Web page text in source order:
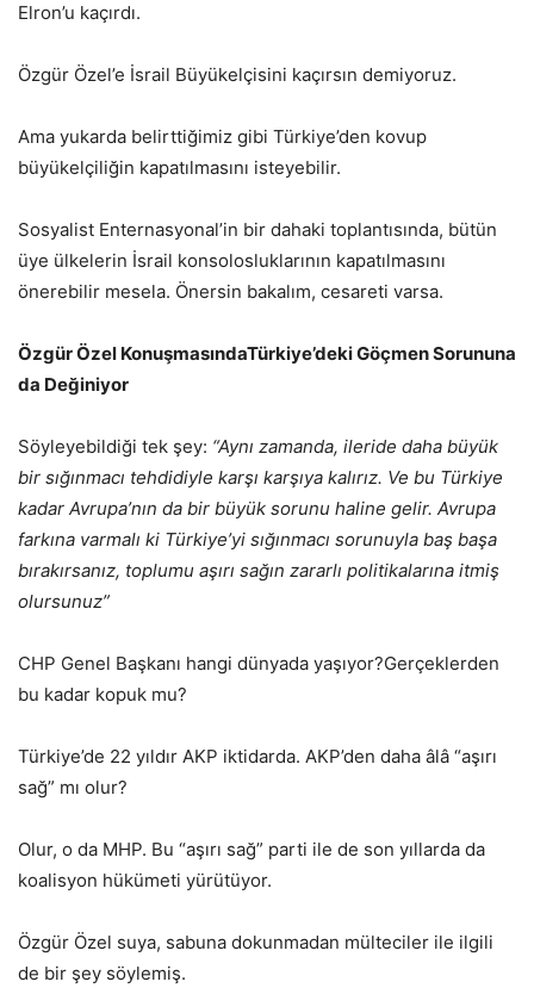
Elron’u kaçırdı.
Özgür Özel’e İsrail Büyükelçisini kaçırsın demiyoruz.
Ama yukarda belirttiğimiz gibi Türkiye’den kovup
büyükelçiliğin kapatılmasını isteyebilir.
Sosyalist Enternasyonal’in bir dahaki toplantısında, bütün
üye ülkelerin İsrail konsolosluklarının kapatılmasını
önerebilir mesela. Önersin bakalım, cesareti varsa.
Özgür Özel KonuşmasındaTürkiye’deki Göçmen Sorununa
da Değiniyor
Söyleyebildiği tek şey: “Aynı zamanda, ileride daha büyük
bir sığınmacı tehdidiyle karşı karşıya kalırız. Ve bu Türkiye
kadar Avrupa’nın da bir büyük sorunu haline gelir. Avrupa
farkına varmalı ki Türkiye’yi sığınmacı sorunuyla baş başa
bırakırsanız, toplumu aşırı sağın zararlı politikalarına itmiş
olursunuz”
CHP Genel Başkanı hangi dünyada yaşıyor?Gerçeklerden
bu kadar kopuk mu?
Türkiye’de 22 yıldır AKP iktidarda. AKP’den daha âlâ “aşırı
sağ” mı olur?
Olur, o da MHP. Bu “aşırı sağ” parti ile de son yıllarda da
koalisyon hükümeti yürütüyor.
Özgür Özel suya, sabuna dokunmadan mülteciler ile ilgili
de bir şey söylemiş.